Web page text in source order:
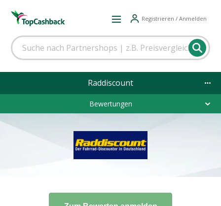
Registrieren / Anmelden
Raddiscount
Bewertungen